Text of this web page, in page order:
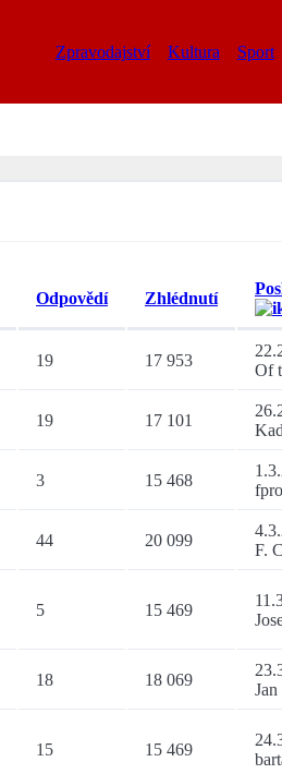
Zpravodajství Kultura Sport
Odpovědí Zhlédnutí
19 17 953
Of
19 17 101
3 15 468
44 20 099
F.
5 15 469
18 18 069
15 15 469